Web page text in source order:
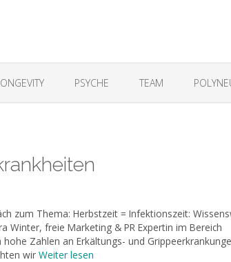
PSYCHE TEAM
zum Thema: Herbstzeit = Infektionszeit:
Winter, freie Marketing & PR Expertin im Bereich
Zahlen an Erkältungs- und
wir Weiter lesen